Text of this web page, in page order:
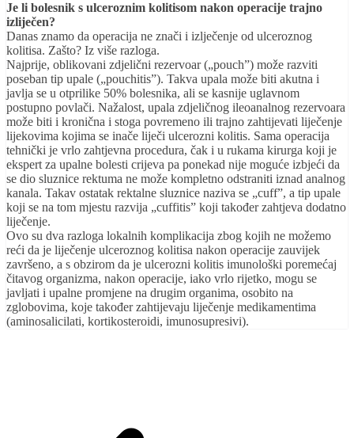
Je li bolesnik s ulceroznim kolitisom nakon operacije trajno
izliječen?
Danas znamo da operacija ne znači i izlječenje od ulceroznog
kolitisa. Zašto? Iz više razloga.
Najprije, oblikovani zdjelični rezervoar („pouch”) može razviti
poseban tip upale („pouchitis”). Takva upala može biti akutna i
javlja se u otprilike 50% bolesnika, ali se kasnije uglavnom
postupno povlači. Nažalost, upala zdjeličnog ileoanalnog rezervoara
može biti i kronična i stoga povremeno ili trajno zahtijevati liječenje
lijekovima kojima se inače liječi ulcerozni kolitis. Sama operacija
tehnički je vrlo zahtjevna procedura, čak i u rukama kirurga koji je
ekspert za upalne bolesti crijeva pa ponekad nije moguće izbjeći da
se dio sluznice rektuma ne može kompletno odstraniti iznad analnog
kanala. Takav ostatak rektalne sluznice naziva se „cuff”, a tip upale
koji se na tom mjestu razvija „cuffitis” koji također zahtjeva dodatno
liječenje.
Ovo su dva razloga lokalnih komplikacija zbog kojih ne možemo
reći da je liječenje ulceroznog kolitisa nakon operacije zauvijek
završeno, a s obzirom da je ulcerozni kolitis imunološki poremećaj
čitavog organizma, nakon operacije, iako vrlo rijetko, mogu se
javljati i upalne promjene na drugim organima, osobito na
zglobovima, koje također zahtijevaju liječenje medikamentima
(aminosalicilati, kortikosteroidi, imunosupresivi).